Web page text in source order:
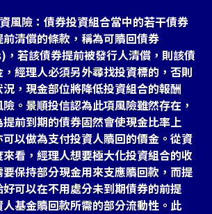
風險：債券投資組合當中的若干債券
清償的條款，稱為可贖回債券
若該債券提前被發行人清償，則該債
經理人必須另外尋找投資標的，否則
，現金部位將降低投資組合的報酬
。景順投信認為此項風險雖然存在，
前到期的債券固然會使現金比率上
以做為支付投資人贖回的價金。從資
看，經理人想要極大化投資組合的收
保持部分現金用來支應贖回款，而提
可以在不用處分未到期債券的前提
基金贖回款所需的部分流動性。此